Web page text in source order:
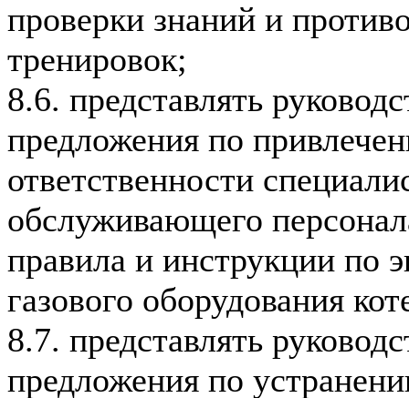
проверки знаний и
тренировок;
8.6. представлять
предложения по
ответственности
обслуживающего
правила и инструкции по
газового оборудования
8.7. представлять
предложения по